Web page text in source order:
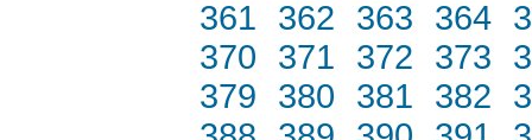
361
362 363 364
370
371 372 373
379
380 381 382